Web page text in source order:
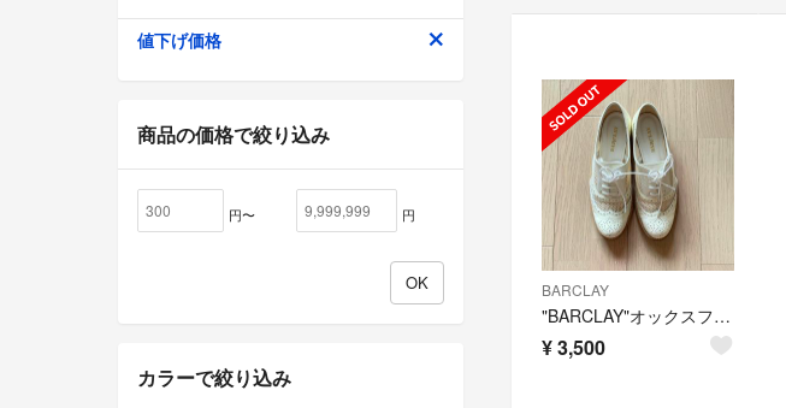
BARCLAY
"BARCLAY"オックスフォードシューズ22.5cm
¥3,500
値下げ価格
商品の価格で絞り込み
円〜 円
カラーで絞り込み